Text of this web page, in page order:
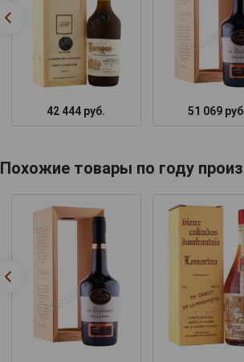
42 444 руб. 51 069
Похожие товары по году